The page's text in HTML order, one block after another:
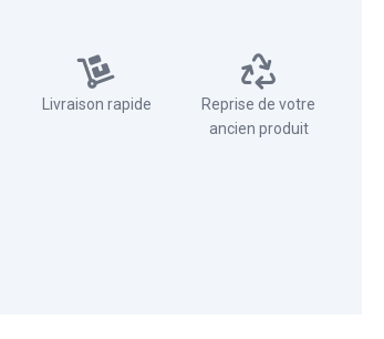
Livraison rapide
Reprise de votre
ancien produit